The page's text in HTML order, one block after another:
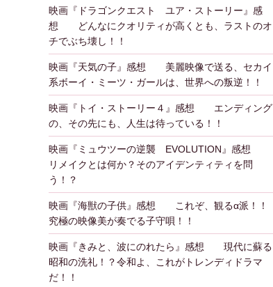
映画『ドラゴンクエスト ユア・ストーリー』感
想 どんなにクオリティが高くとも、ラストのオ
チでぶち壊し！！
映画『天気の子』感想 美麗映像で送る、セカイ
系ボーイ・ミーツ・ガールは、世界への叛逆！！
映画『トイ・ストーリー４』感想 エンディング
の、その先にも、人生は待っている！！
映画『ミュウツーの逆襲 EVOLUTION』感想
リメイクとは何か？そのアイデンティティを問
う！？
映画『海獣の子供』感想 これぞ、観るα派！！
究極の映像美が奏でる子守唄！！
映画『きみと、波にのれたら』感想 現代に蘇る
昭和の洗礼！？令和よ、これがトレンディドラマ
だ！！